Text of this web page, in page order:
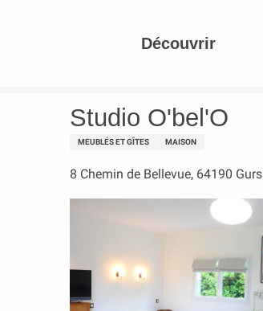
Découvrir
Studio O'bel'O
MEUBLÉS ET GÎTES MAISON
8 Chemin de Bellevue, 64190 Gurs